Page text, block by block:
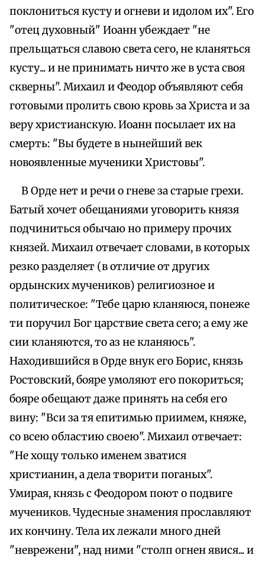
поклониться кусту и огневи и идолом их". Его
"отец духовный" Иоанн убеждает "не
прельщаться славою света сего, не кланяться
кусту... и не принимать ничто же в уста своя
скверны". Михаил и Феодор объявляют себя
готовыми пролить свою кровь за Христа и за
веру христианскую. Иоанн посылает их на
смерть: "Вы будете в нынейший век
новоявленные мученики Христовы".
В Орде нет и речи о гневе за старые грехи.
Батый хочет обещаниями уговорить князя
подчиниться обычаю но примеру прочих
князей. Михаил отвечает словами, в которых
резко разделяет (в отличие от других
ордынских мучеников) религиозное и
политическое: "Тебе царю кланяюся, понеже
ти поручил Бог царствие света сего; а ему же
сии кланяются, то аз не кланяюсь".
Находившийся в Орде внук его Борис, князь
Ростовский, бояре умоляют его покориться;
бояре обещают даже принять на себя его
вину: "Вси за тя епитимью приимем, княже,
со всею областию своею". Михаил отвечает:
"Не хощу только именем зватися
христианин, а дела творити поганых".
Умирая, князь с Феодором поют о подвиге
мучеников. Чудесные знамения прославляют
их кончину. Тела их лежали много дней
"неврежени", над ними "столп огнен явися... и